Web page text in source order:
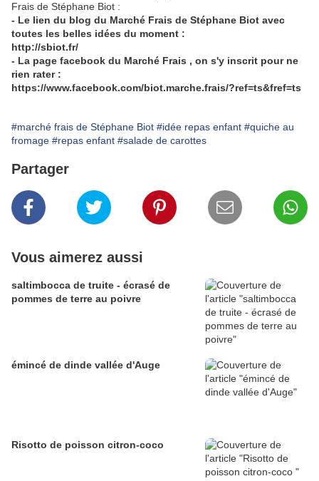
Frais de Stéphane Biot :
- Le lien du blog du Marché Frais de Stéphane Biot avec
toutes les belles idées du moment :
http://sbiot.fr/
- La page facebook du Marché Frais , on s'y inscrit pour ne
rien rater :
https://www.facebook.com/biot.marche.frais/?ref=ts&fref=ts
#marché frais de Stéphane Biot #idée repas enfant #quiche au
fromage #repas enfant #salade de carottes
Partager
Vous aimerez aussi
saltimbocca de truite - écrasé de
pommes de terre au poivre
émincé de dinde vallée d'Auge
Risotto de poisson citron-coco